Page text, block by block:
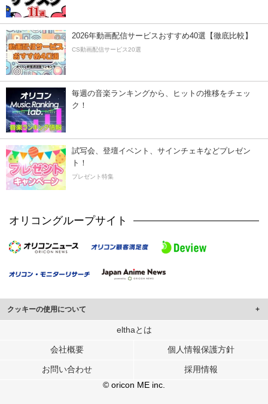
2026年動画配信サービスおすすめ40選【徹底比較】
CS動画配信サービス20選
毎週の音楽ランキングから、ヒットの推移をチェッ
ク！
試写会、登壇イベント、サインチェキなどプレゼン
ト！
プレゼント特集
オリコングループサイト
クッキーの使用について
このサイトでは Cookie を使用して、ユーザーに合わせたコンテンツや広告の
行っています。
メディアや広告配信、データ解析の各パートナーに提供しています。
ユーザーが各パートナーのサービスを使用したときに収集した他の情報を組み
elthaとは
会社概要 個人情報保護方針
お問い合わせ
採用情報
© oricon ME inc.